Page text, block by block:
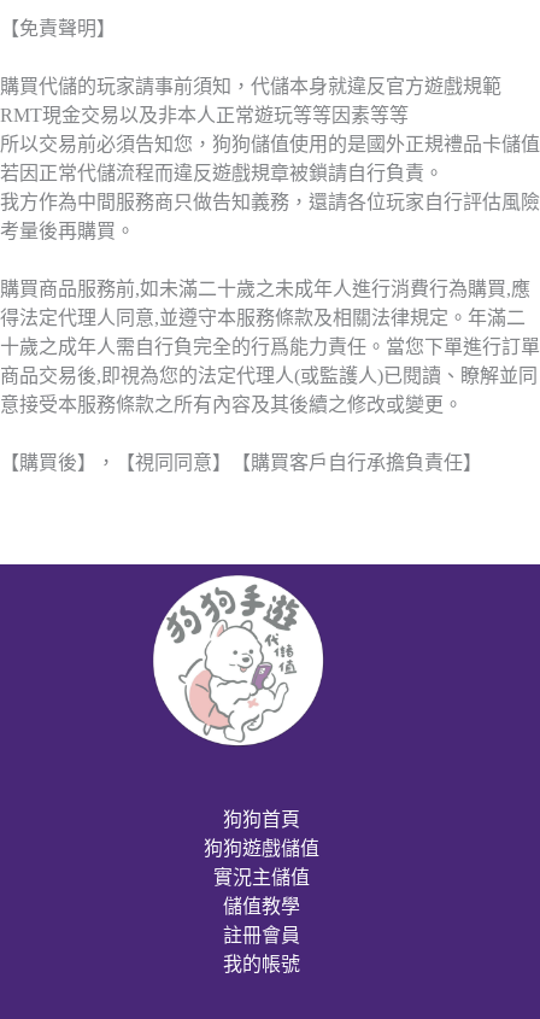
【免責聲明】
購買代儲的玩家請事前須知，代儲本身就違反官方遊戲規範
RMT現金交易以及非本人正常遊玩等等因素等等
所以交易前必須告知您，狗狗儲值使用的是國外正規禮品卡儲值
若因正常代儲流程而違反遊戲規章被鎖請自行負責。
我方作為中間服務商只做告知義務，還請各位玩家自行評估風險
考量後再購買。
購買商品服務前,如未滿二十歲之未成年人進行消費行為購買,應
得法定代理人同意,並遵守本服務條款及相關法律規定。年滿二
十歲之成年人需自行負完全的行爲能力責任。當您下單進行訂單
商品交易後,即視為您的法定代理人(或監護人)已閱讀、瞭解並同
意接受本服務條款之所有內容及其後續之修改或變更。
【購買後】，【視同同意】【購買客戶自行承擔負責任】
狗狗首頁
狗狗遊戲儲值
實況主儲值
儲值教學
註冊會員
我的帳號